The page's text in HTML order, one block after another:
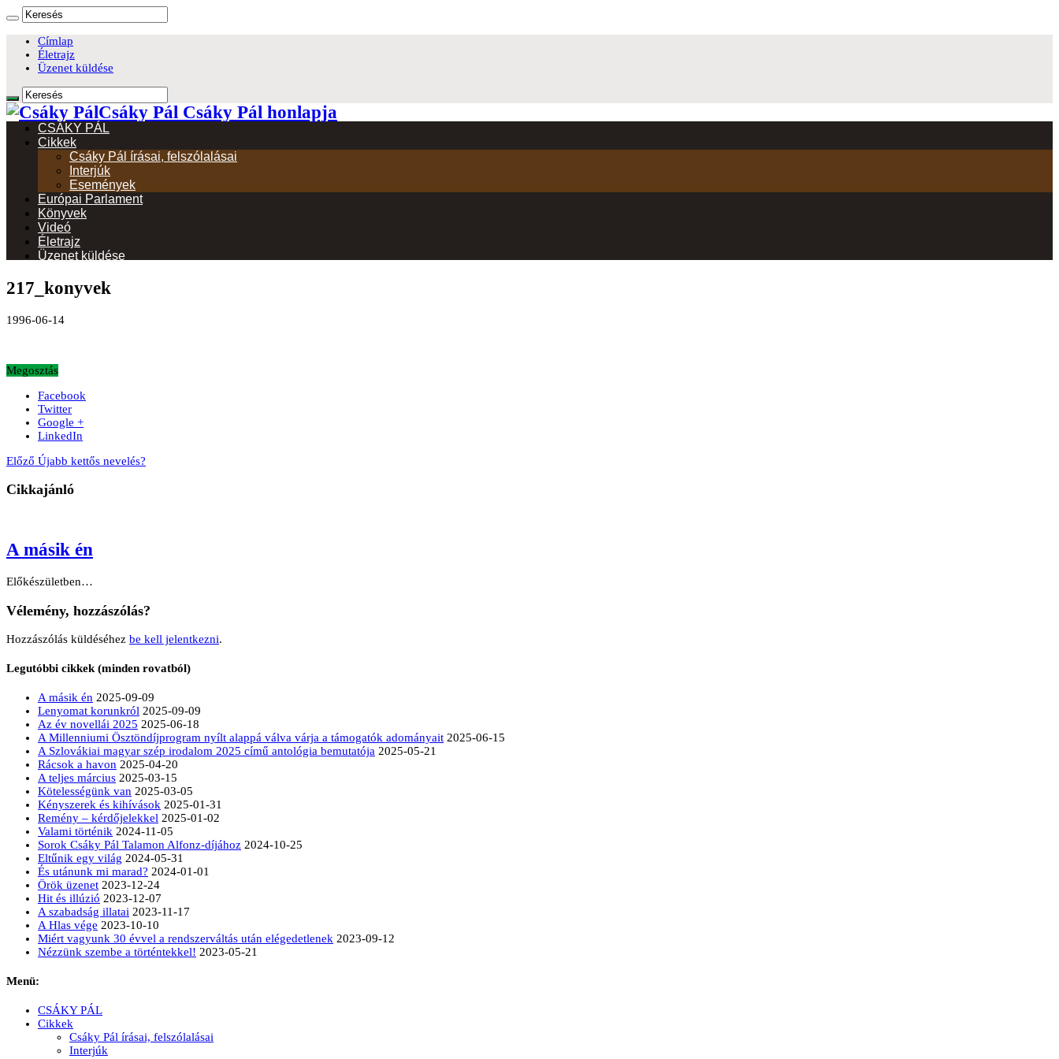
Címlap
Életrajz
Üzenet küldése
Csáky Pál Csáky Pál honlapja
CSÁKY PÁL
Cikkek
Csáky Pál írásai, felszólalásai
Interjúk
Események
Európai Parlament
Könyvek
Videó
Életrajz
Üzenet küldése
217_konyvek
1996-06-14
Megosztás
Facebook
Twitter
Google +
LinkedIn
Előző Újabb kettős nevelés?
Cikkajánló
A másik én
Előkészületben…
Vélemény, hozzászólás?
Hozzászólás küldéséhez be kell jelentkezni.
Legutóbbi cikkek (minden rovatból)
A másik én 2025-09-09
Lenyomat korunkról 2025-09-09
Az év novellái 2025 2025-06-18
A Millenniumi Ösztöndíjprogram nyílt alappá válva várja a támogatók adományait 2025-06-15
A Szlovákiai magyar szép irodalom 2025 című antológia bemutatója 2025-05-21
Rácsok a havon 2025-04-20
A teljes március 2025-03-15
Kötelességünk van 2025-03-05
Kényszerek és kihívások 2025-01-31
Remény – kérdőjelekkel 2025-01-02
Valami történik 2024-11-05
Sorok Csáky Pál Talamon Alfonz-díjához 2024-10-25
Eltűnik egy világ 2024-05-31
És utánunk mi marad? 2024-01-01
Örök üzenet 2023-12-24
Hit és illúzió 2023-12-07
A szabadság illatai 2023-11-17
A Hlas vége 2023-10-10
Miért vagyunk 30 évvel a rendszerváltás után elégedetlenek 2023-09-12
Nézzünk szembe a történtekkel! 2023-05-21
Menü:
CSÁKY PÁL
Cikkek
Csáky Pál írásai, felszólalásai
Interjúk